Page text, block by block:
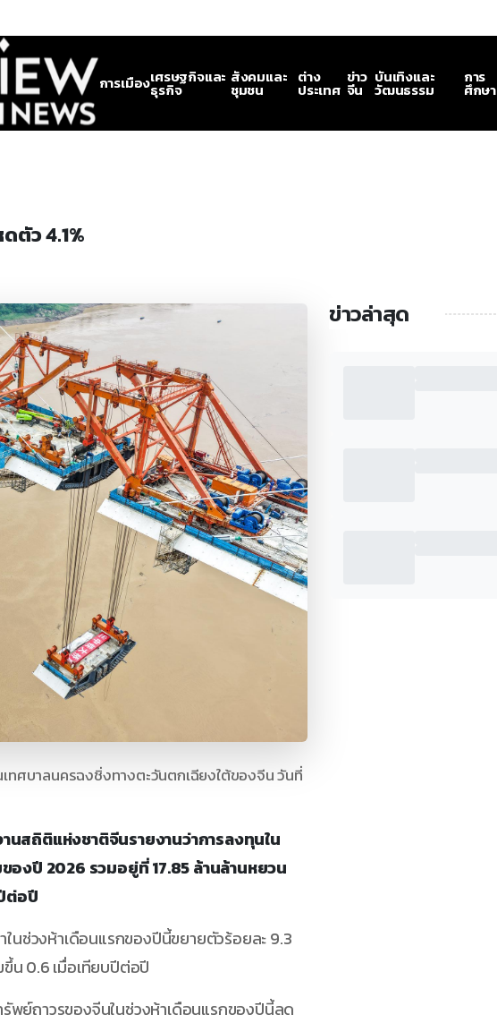
การเมืองเศรษฐกิจและ
ธุรกิจ
สังคมและ
ชุมชน
ต่าง
ประเทศ
ข่าว
จีน
บันเทิงและ
วัฒนธรรม
การ
ศึกษา
ตัว 4.1%
ทศบาลนครฉงชิ่งทางตะวันตกเฉียงใต้ของจีน วันที่
นสถิติแห่งชาติจีนรายงานว่าการลงทุนใน
งปี 2026 รวมอยู่ที่ 17.85 ล้านล้านหยวน
ต่อปี
ช่วงห้าเดือนแรกของปีนี้ขยายตัวร้อยละ 9.3
น 0.6 เมื่อเทียบปีต่อปี
พย์ถาวรของจีนในช่วงห้าเดือนแรกของปีนี้ลด
ข่าวล่าสุด